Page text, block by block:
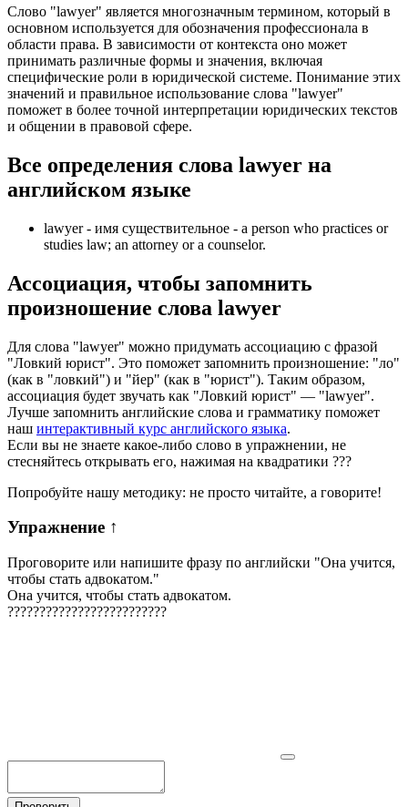
Слово "lawyer" является многозначным термином, который в
основном используется для обозначения профессионала в
области права. В зависимости от контекста оно может
принимать различные формы и значения, включая
специфические роли в юридической системе. Понимание этих
значений и правильное использование слова "lawyer"
поможет в более точной интерпретации юридических текстов
и общении в правовой сфере.
Все определения слова lawyer на
английском языке
lawyer - имя существительное - a person who practices or
studies law; an attorney or a counselor.
Ассоциация, чтобы запомнить
произношение слова lawyer
Для слова "lawyer" можно придумать ассоциацию с фразой
"Ловкий юрист". Это поможет запомнить произношение: "ло"
(как в "ловкий") и "йер" (как в "юрист"). Таким образом,
ассоциация будет звучать как "Ловкий юрист" — "lawyer".
Лучше запомнить английские слова и грамматику поможет
наш интерактивный курс английского языка.
Если вы не знаете какое-либо слово в упражнении, не
стесняйтесь открывать его, нажимая на квадратики ???
Попробуйте нашу методику: не просто читайте, а говорите!
Упражнение ↑
Проговорите или напишите фразу по английски "Она учится,
чтобы стать адвокатом."
Она учится, чтобы стать адвокатом.
?????????????????????????